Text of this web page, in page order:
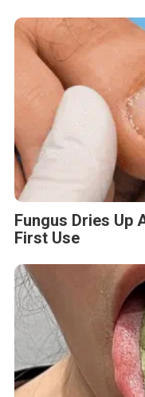
Fungus Dries Up
First Use